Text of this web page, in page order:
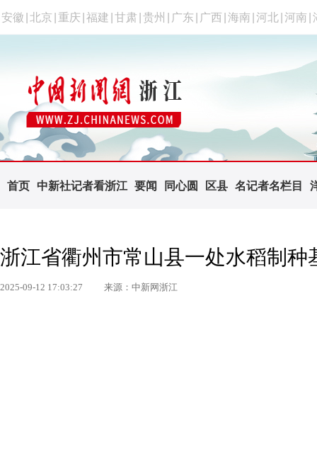
安徽 北京 重庆 福建 甘肃 贵州 广东 广西 海南 河北 河南
首页 中新社记者看浙江 要闻 同心圆 区县 名记者名栏目
浙江省衢州市常山县一处水稻制
2025-09-12 17:03:27 来源：中新网浙江